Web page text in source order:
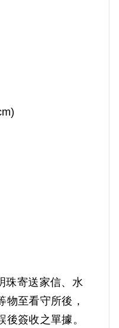
珠寄送家信、水
物至看守所後，
簽收之單據。